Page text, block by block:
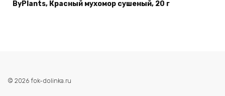
ByPlants, Красный мухомор сушеный, 20 г
© 2026 fok-dolinka.ru